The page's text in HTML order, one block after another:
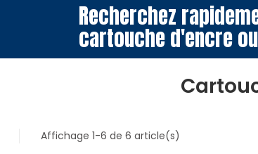
Recherchez
cartouche d'encre
Affichage 1-6 de 6 article(s)